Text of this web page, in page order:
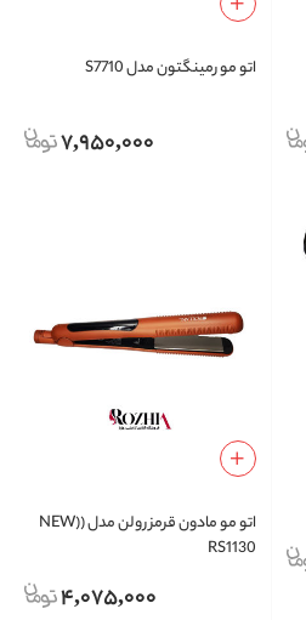
اتو مو رمینگتون مدل S7710
7,950,000
اتو مو مادون قرمز رولن مدل (NEW)
RS1130
4,075,000